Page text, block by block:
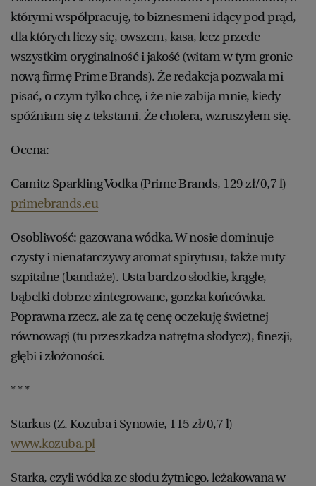
którymi współpracuję, to biznesmeni idący pod prąd,
dla których liczy się, owszem, kasa, lecz przede
wszystkim oryginalność i jakość (witam w tym gronie
nową firmę Prime Brands). Że redakcja pozwala mi
pisać, o czym tylko chcę, i że nie zabija mnie, kiedy
spóźniam się z tekstami. Że cholera, wzruszyłem się.
Ocena:
Camitz Sparkling Vodka (Prime Brands, 129 zł/0,7 l)
primebrands.eu
Osobliwość: gazowana wódka. W nosie dominuje
czysty i nienatarczywy aromat spirytusu, także nuty
szpitalne (bandaże). Usta bardzo słodkie, krągłe,
bąbelki dobrze zintegrowane, gorzka końcówka.
Poprawna rzecz, ale za tę cenę oczekuję świetnej
równowagi (tu przeszkadza natrętna słodycz), finezji,
głębi i złożoności.
* * *
Starkus (Z. Kozuba i Synowie, 115 zł/0,7 l)
www.kozuba.pl
Starka, czyli wódka ze słodu żytniego, leżakowana w